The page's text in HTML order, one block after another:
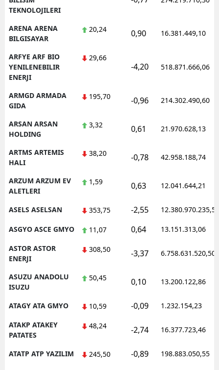
TEKNOLOJILERI
ARENA ARENA
BILGISAYAR
20,24 0,90 16.381.449,10
ARFYE ARF BIO
YENILENEBILIR
ENERJI
29,66
-4,20 518.871.666,06
ARMGD ARMADA
GIDA
195,70 -0,96 214.302.490,60
ARSAN ARSAN
HOLDING
3,32 0,61 21.970.628,13
ARTMS ARTEMIS
HALI
38,20 -0,78 42.958.188,74
ARZUM ARZUM EV
ALETLERI
1,59 0,63 12.041.644,21
ASELS ASELSAN 353,75 -2,55 12.380.970.235,50
ASGYO ASCE GMYO 11,07 0,64 13.151.313,06
ASTOR ASTOR
ENERJI
308,50 -3,37 6.758.631.520,50
ASUZU ANADOLU
ISUZU
50,45 0,10 13.200.122,86
ATAGY ATA GMYO 10,59 -0,09 1.232.154,23
ATAKP ATAKEY
PATATES
48,24 -2,74 16.377.723,46
ATATP ATP YAZILIM 245,50 -0,89 198.883.050,55